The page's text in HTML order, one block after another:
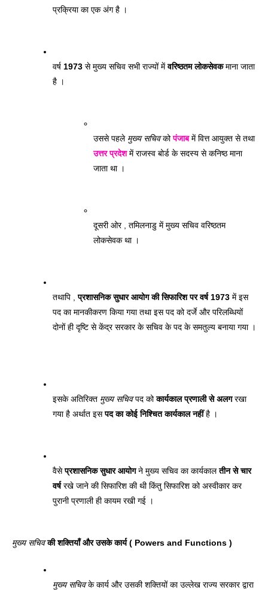
प्रक्रिया का एक अंग है ।
वर्ष 1973 से मुख्य सचिव सभी राज्यों में वरिष्ठतम लोकसेवक माना जाता
है ।
उससे पहले मुख्य सचिव को पंजाब
में वित्त आयुक्त से तथा
उत्तर प्रदेश में राजस्व बोर्ड के सदस्य से कनिष्ठ माना
जाता था ।
दूसरी ओर , तमिलनाडु में मुख्य सचिव वरिष्ठतम
लोकसेवक था ।
तथापि , प्रशासनिक सुधार आयोग की सिफारिश पर वर्ष 1973 में इस
पद का मानकीकरण किया गया तथा इस पद को दर्जे और परिलब्धियों
दोनों ही दृष्टि से केंद्र सरकार के सचिव के पद के समतुल्य बनाया गया ।
इसके अतिरिक्त मुख्य सचिव पद को कार्यकाल प्रणाली से अलग रखा
गया है अर्थात इस पद का कोई निश्चित कार्यकाल नहीं है ।
वैसे प्रशासनिक सुधार आयोग ने मुख्य सचिव का कार्यकाल तीन से चार
वर्ष रखे जाने की सिफारिश की थी किंतु सिफारिश को अस्वीकार कर
पुरानी प्रणाली ही कायम रखी गई ।
मुख्य सचिव की शक्तियाँ और उसके कार्य ( Powers and Functions )
मुख्य सचिव के कार्य और उसकी शक्तियों का उल्लेख राज्य सरकार द्वारा